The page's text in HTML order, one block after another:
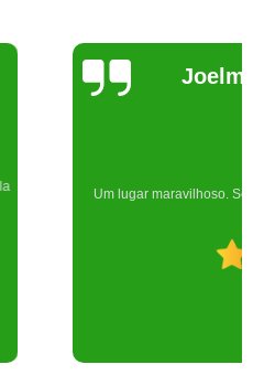
grata pelo que fizeram por nós!